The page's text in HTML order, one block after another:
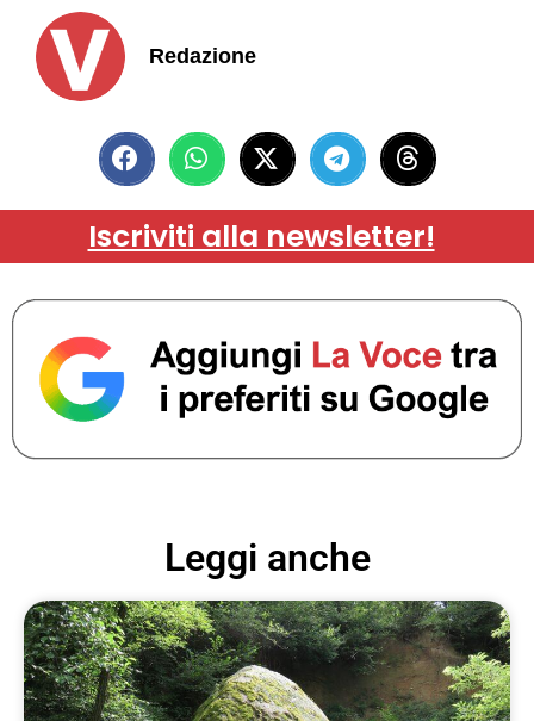
Redazione
Iscriviti alla newsletter!
Leggi anche